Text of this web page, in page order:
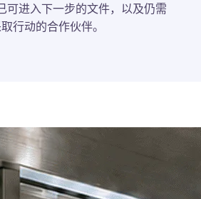
可进入下一步的文件，以及仍需
行动的合作伙伴。